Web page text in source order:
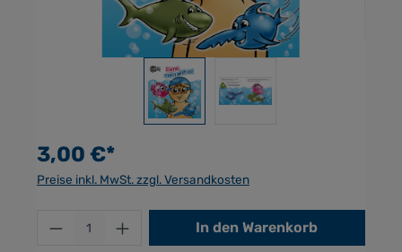
3,00 €*
Preise inkl. MwSt. zzgl. Versandkosten
Produkt Anzahl: Gib den gewünschten
In den Warenkorb